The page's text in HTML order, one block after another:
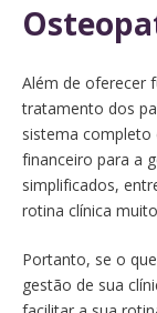
Além de oferecer
tratamento dos
sistema
financeiro para a
simplificados,
rotina clínica
Portanto, se o
gestão de sua